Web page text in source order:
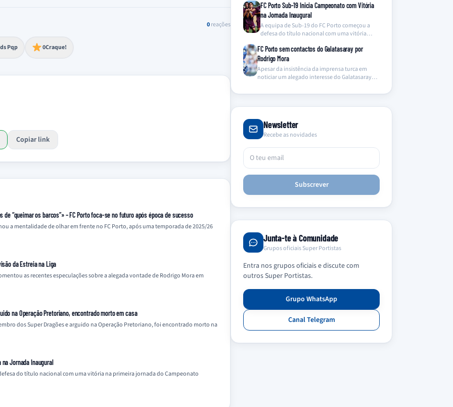
0reações
Pqp
extremo 0Craque!
Copiar link
“queimar os barcos”» – FC Porto foca-se no futuro após época de sucesso
a mentalidade de olhar em frente no FC Porto, após uma temporada de 2025/26
da Estreia na Liga
as recentes especulações sobre a alegada vontade de Rodrigo Mora em
na Operação Pretoriano, encontrado morto em casa
dos Super Dragões e arguido na Operação Pretoriano, foi encontrado morto na
na Jornada Inaugural
do título nacional com uma vitória na primeira jornada do Campeonato
FC Porto Sub-19 Inicia Campeonato com Vitória
na Jornada Inaugural
A equipa de Sub-19 do FC Porto começou a
defesa do título nacional com uma vitória…
FC Porto sem contactos do Galatasaray por
Rodrigo Mora
Apesar da insistência da imprensa turca em
noticiar um alegado interesse do Galatasaray
Newsletter
Recebe as novidades
Subscrever
Junta-te à Comunidade
Grupos oficiais Super Portistas
Entra nos grupos oficiais e discute com
outros Super Portistas.
Grupo WhatsApp
Canal Telegram